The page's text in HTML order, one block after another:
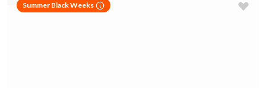
Summer Black Weeks